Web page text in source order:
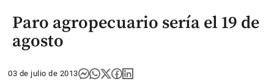
Paro agropecuario sería el 19 de
agosto
03 de julio de 2013